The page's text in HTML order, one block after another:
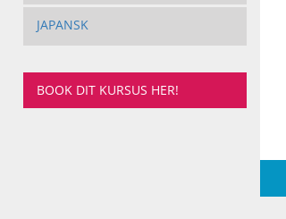
JAPANSK
BOOK DIT KURSUS HER!